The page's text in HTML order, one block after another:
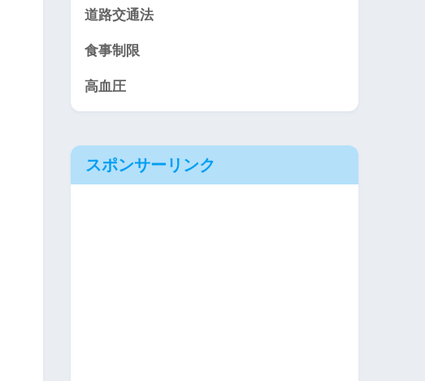
道路交通法
食事制限
高血圧
スポンサーリンク